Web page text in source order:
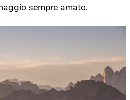
sempre amato.